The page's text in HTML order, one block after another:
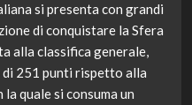
si presenta con grandi
di conquistare la Sfera
alla classifica generale,
251 punti rispetto alla
quale si consuma un